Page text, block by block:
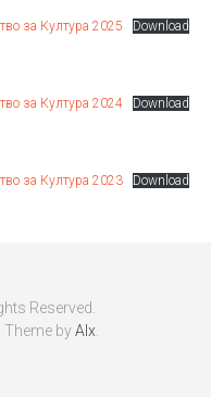
за Култура 2025 Download
за Култура 2024 Download
за Култура 2023 Download
Reserved.
. Theme byAlx